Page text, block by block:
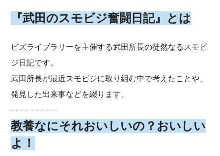
『武田のスモビジ奮闘日記』とは
ビズライブラリーを主催する武田所長の徒然なるスモビ
ジ日記です。
武田所長が最近スモビジに取り組む中で考えたことや、
発見した出来事などを綴ります。
- - - - - - - - - -
教養なにそれおいしいの？おいしい
よ！